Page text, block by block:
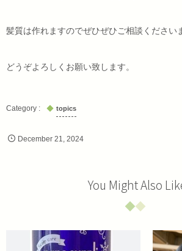
髪質は作れますのでぜひぜひご相談ください
どうぞよろしくお願い致します。
topics
December 21 ,2024
You Might Also